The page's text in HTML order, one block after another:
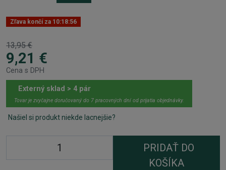
Zľava končí za 10:18:56
13,95 €
9,21 €
Cena s DPH
Externý sklad > 4 pár
Tovar je zvyčajne doručovaný do 7 pracovných dní od prijatia objednávky.
Našiel si produkt niekde lacnejšie?
PRIDAŤ DO
KOŠÍKA